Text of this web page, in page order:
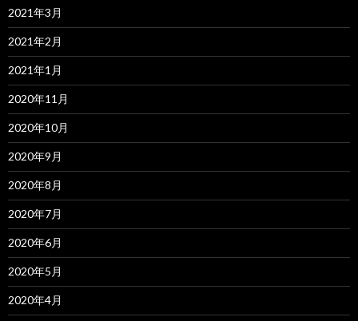
2021年3月
2021年2月
2021年1月
2020年11月
2020年10月
2020年9月
2020年8月
2020年7月
2020年6月
2020年5月
2020年4月